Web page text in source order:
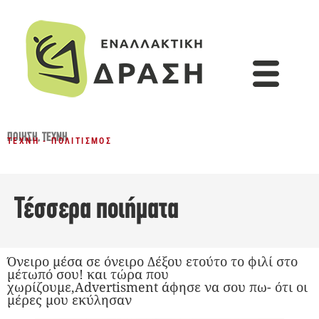
ΠΟΊΗΣΗ,ΤΈΧΝΗ
ΤΈΧΝΗ - ΠΟΛΙΤΙΣΜΌΣ
Τέσσερα ποιήματα
Όνειρο μέσα σε όνειρο Δέξου ετούτο το φιλί στο
μέτωπό σου! και τώρα που
χωρίζουμε,Advertisment άφησε να σου πω- ότι οι
μέρες μου εκύλησαν